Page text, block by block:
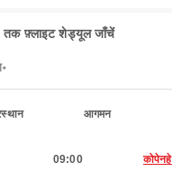
तक फ़्लाइट शेड्यूल जाँचें
आगमन
09:00